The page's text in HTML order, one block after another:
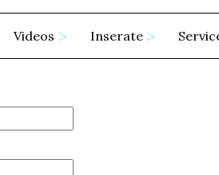
Videos Inserate